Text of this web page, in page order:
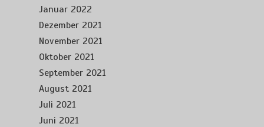
Januar 2022
Dezember 2021
November 2021
Oktober 2021
September 2021
August 2021
Juli 2021
Juni 2021